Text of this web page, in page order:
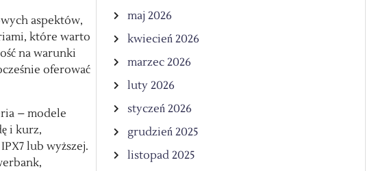
aspektów,
które warto
na warunki
oferować
– modele
i kurz,
lub wyższej.
maj 2026
kwiecień 2026
marzec 2026
luty 2026
styczeń 2026
grudzień 2025
listopad 2025